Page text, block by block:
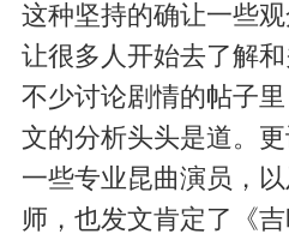
这种坚持的确让一些
让很多人开始去了解和
不少讨论剧情的帖子
文的分析头头是道。
一些专业昆曲演员，
师，也发文肯定了《